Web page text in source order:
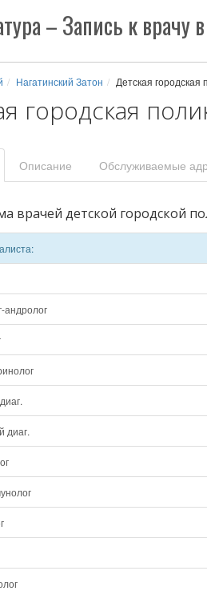
– Запись к врачу
Нагатинский Затон Детская
городская
Описание Обслуживаемые
врачей детской городской
андролог
диаг.